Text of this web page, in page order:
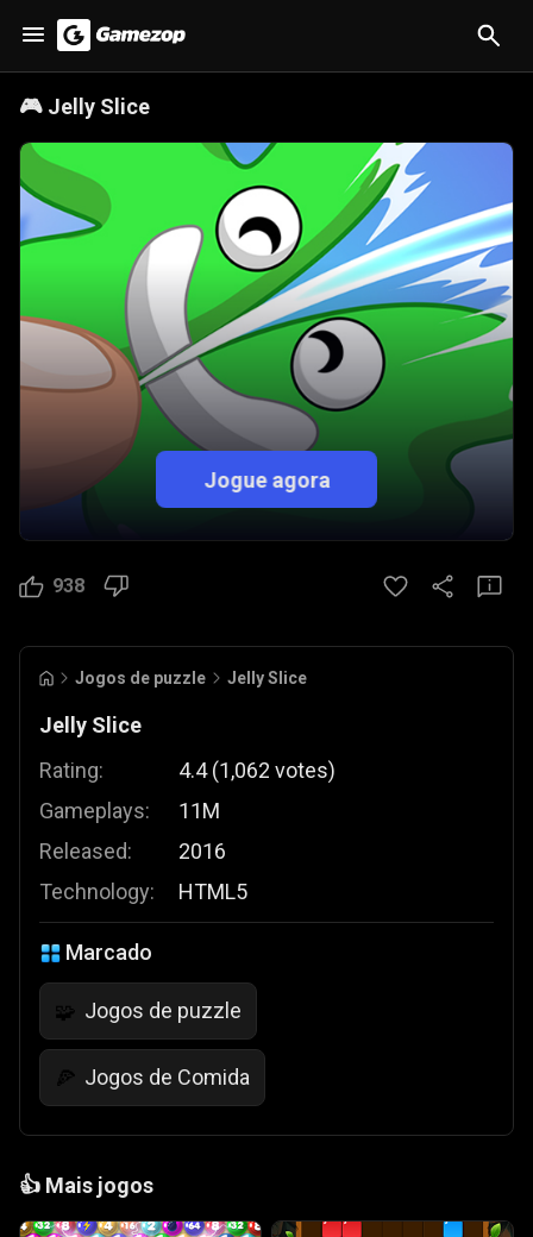
🎮 Jelly Slice
Jogue agora
938
Jogos de puzzle Jelly Slice
Jelly Slice
Rating:
Gameplays:
Released:
Technology:
4.4 (1,062 votes)
11M
2016
HTML5
Marcado
🧩 Jogos de puzzle
🍕 Jogos de Comida
👍 Mais jogos